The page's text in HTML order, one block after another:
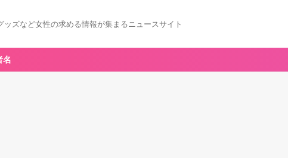
ズなど女性の求める情報が集まるニュースサイト
名